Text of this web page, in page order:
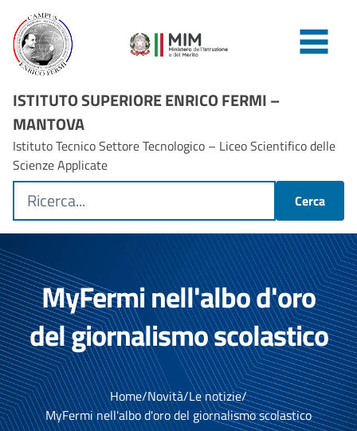
ISTITUTO SUPERIORE ENRICO FERMI –
MANTOVA
Istituto Tecnico Settore Tecnologico – Liceo Scientifico delle
Scienze Applicate
Cerca
MyFermi nell'albo d'oro
del giornalismo scolastico
Home/Novità/Le notizie/
MyFermi nell'albo d'oro del giornalismo scolastico